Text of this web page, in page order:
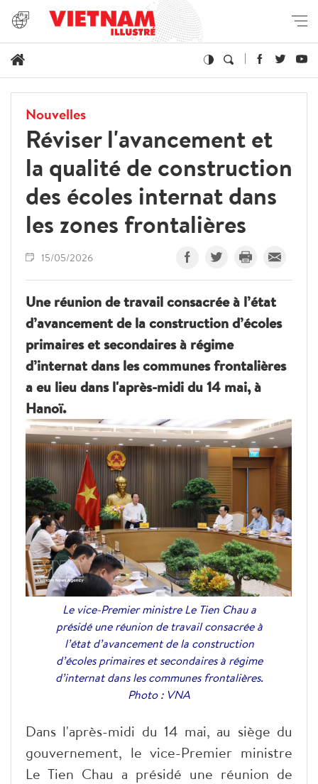
Nouvelles
Réviser l'avancement et
la qualité de construction
des écoles internat dans
les zones frontalières
15/05/2026
Une réunion de travail consacrée à l’état
d’avancement de la construction d’écoles
primaires et secondaires à régime
d’internat dans les communes frontalières
a eu lieu dans l'après-midi du 14 mai, à
Hanoï.
Le vice-Premier ministre Le Tien Chau a
présidé une réunion de travail consacrée à
l’état d’avancement de la construction
d’écoles primaires et secondaires à régime
d’internat dans les communes frontalières.
Photo : VNA
Dans l'après-midi du 14 mai, au siège du
gouvernement, le vice-Premier ministre
Le Tien Chau a présidé une réunion de